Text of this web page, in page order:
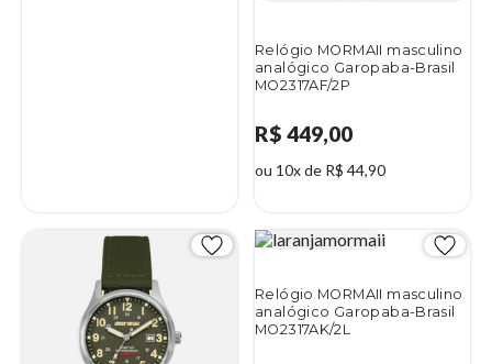
Relógio MORMAII masculino
analógico Garopaba-Brasil
MO2317AF/2P
R$ 449,00
ou 10x de R$ 44,90
Relógio MORMAII masculino
analógico Garopaba-Brasil
MO2317AK/2L